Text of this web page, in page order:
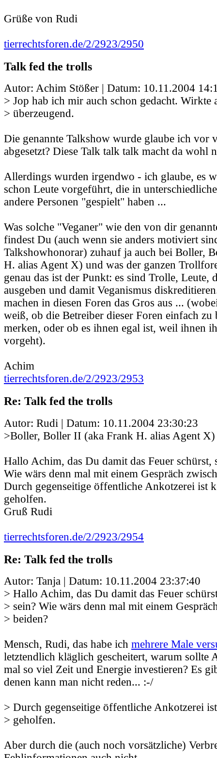
Grüße von Rudi
tierrechtsforen.de/2/2923/2950
Talk fed the trolls
Autor: Achim Stößer | Datum: 10.11.2004
> Jop hab ich mir auch schon gedacht. Wirkte
> überzeugend.
Die genannte Talkshow wurde glaube ich vor
abgesetzt? Diese Talk talk talk macht da wohl
Allerdings wurden irgendwo - ich glaube, es
schon Leute vorgeführt, die in
andere Personen "gespielt" haben ...
Was solche "Veganer" wie den von dir
findest Du (auch wenn sie anders motiviert
Talkshowhonorar) zuhauf ja auch bei Boller,
H. alias Agent X) und was der ganzen
genau das ist der Punkt: es sind Trolle, Leute,
ausgeben und damit Veganismus
machen in diesen Foren das Gros aus ...
weiß, ob die Betreiber dieser Foren einfach zu
merken, oder ob es ihnen egal ist, weil ihnen
vorgeht).
Achim
tierrechtsforen.de/2/2923/2953
Re: Talk fed the trolls
Autor: Rudi | Datum: 10.11.2004 23:30:23
>Boller, Boller II (aka Frank H. alias Agent X)
Hallo Achim, das Du damit das Feuer schürst,
Wie wärs denn mal mit einem Gespräch
Durch gegenseitige öffentliche Ankotzerei ist
geholfen.
Gruß Rudi
tierrechtsforen.de/2/2923/2954
Re: Talk fed the trolls
Autor: Tanja | Datum: 10.11.2004 23:37:40
> Hallo Achim, das Du damit das Feuer
> sein? Wie wärs denn mal mit einem
> beiden?
Mensch, Rudi, das habe ich mehrere Male
letztendlich kläglich gescheitert, warum sollte
mal so viel Zeit und Energie investieren? Es
denen kann man nicht reden... :-/
> Durch gegenseitige öffentliche Ankotzerei
> geholfen.
Aber durch die (auch noch vorsätzliche)